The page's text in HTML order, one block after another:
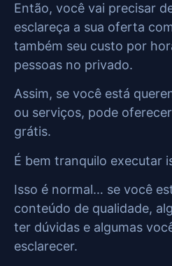
Então, você vai precisar
esclareça a sua oferta
também seu custo por
pessoas no privado.
Assim, se você está
ou serviços, pode
grátis.
É bem tranquilo executar
Isso é normal… se você
conteúdo de qualidade,
ter dúvidas e algumas
esclarecer.